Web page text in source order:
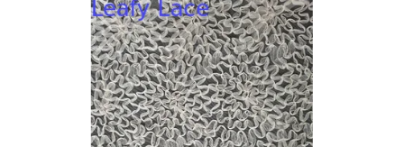
POLITIQUE